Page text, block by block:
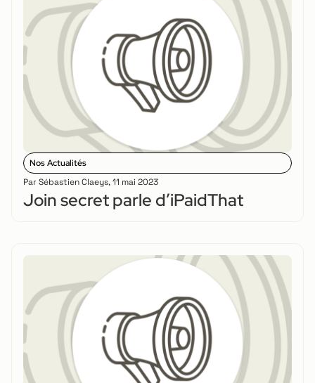
Nos Actualités
Par Sébastien Claeys,11 mai 2023
Join secret parle d’iPaidThat